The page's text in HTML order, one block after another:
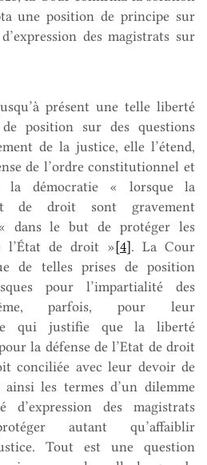
une position de principe sur
des magistrats sur
présent une telle liberté
position sur des questions
de la justice, elle l’étend,
de l’ordre constitutionnel et
la démocratie « lorsque la
de droit sont gravement
dans le but de protéger les
l’État de droit »[4]. La Cour
de telles prises de position
pour l’impartialité des
parfois, pour leur
qui justifie que la liberté
la défense de l’Etat de droit
conciliée avec leur devoir de
les termes d’un dilemme
des magistrats
autant qu’affaiblir
Tout est une question